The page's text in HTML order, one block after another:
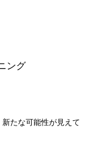
ング
たな可能性が見えて